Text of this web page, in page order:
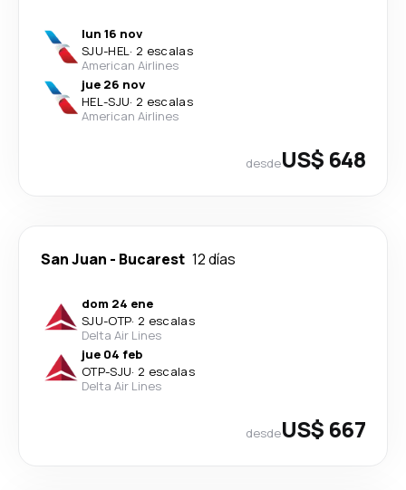
lun 16 nov
SJU-HEL· 2 escalas
American Airlines
jue 26 nov
HEL-SJU· 2 escalas
American Airlines
desdeUS$ 648
San Juan - Bucarest 12 días
dom 24 ene
SJU-OTP· 2 escalas
Delta Air Lines
jue 04 feb
OTP-SJU· 2 escalas
Delta Air Lines
desdeUS$ 667